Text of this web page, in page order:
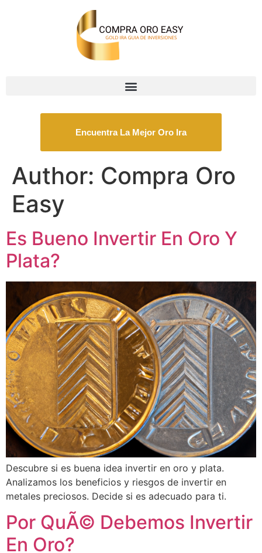
Encuentra La Mejor Oro Ira
Author: Compra Oro
Easy
Es Bueno Invertir En Oro Y
Plata?
Descubre si es buena idea invertir en oro y plata.
Analizamos los beneficios y riesgos de invertir en
metales preciosos. Decide si es adecuado para ti.
Por QuÃ© Debemos Invertir
En Oro?